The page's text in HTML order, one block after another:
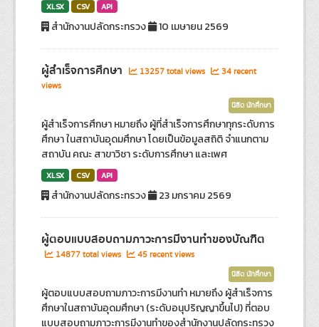
XLSX CSV API
สำนักงานปลัดกระทรวง 10 เมษายน 2569
ผู้สำเร็จการศึกษา 13257 total views
34 recent
views
นิสิต นักศึกษา
ผู้สำเร็จการศึกษา หมายถึง ผู้ที่สำเร็จการศึกษาทุกระดับการ
ศึกษา ในสถาบันอุดมศึกษา โดยเป็นข้อมูลสถิติ จำแนกตาม
สถาบัน คณะ สาขาวิชา ระดับการศึกษา และเพศ
XLSX CSV API
สำนักงานปลัดกระทรวง 23 มกราคม 2569
ผู้ตอบแบบสอบถามภาวะการมีงานทำของบัณฑิต
14877 total views 45 recent views
นิสิต นักศึกษา
ผู้ตอบแบบสอบถามภาวะการมีงานทำ หมายถึง ผู้สำเร็จการ
ศึกษาในสถาบันอุดมศึกษา (ระดับอนุปริญญาขึ้นไป) ที่ตอบ
แบบสอบถามภาวะการมีงานทำของสำนักงานปลัดกระทรวง